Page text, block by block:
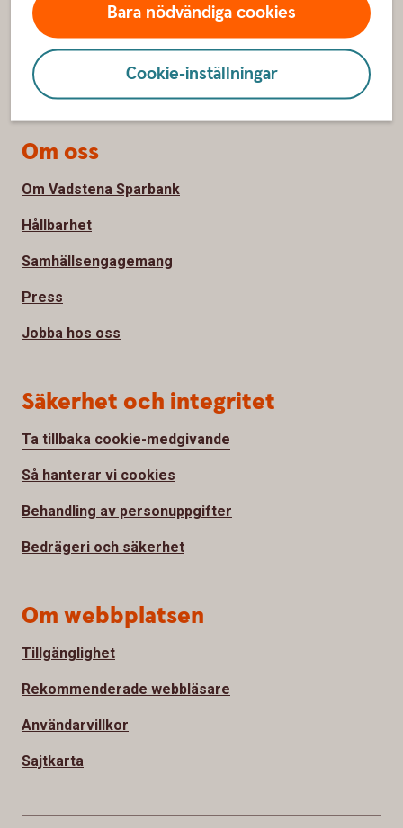
Bara nödvändiga cookies
Cookie-inställningar
Hitta bankkontor
Bli kund
Priser, räntor och kurser
Om oss
Om Vadstena Sparbank
Hållbarhet
Samhällsengagemang
Press
Jobba hos oss
Säkerhet och integritet
Ta tillbaka cookie-medgivande
Så hanterar vi cookies
Behandling av personuppgifter
Bedrägeri och säkerhet
Om webbplatsen
Tillgänglighet
Rekommenderade webbläsare
Användarvillkor
Sajtkarta